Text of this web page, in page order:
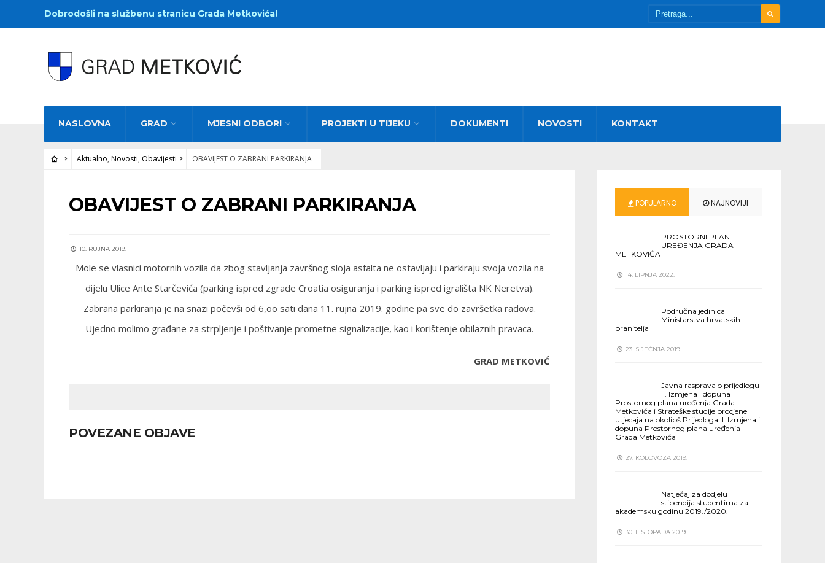
Dobrodošli na službenu stranicu Grada Metkovića!
NASLOVNA GRAD MJESNI ODBORI PROJEKTI U TIJEKU DOKUMENTI NOVOSTI KONTAKT
Aktualno, Novosti, Obavijesti OBAVIJEST O ZABRANI PARKIRANJA
AKTUALNO•NOVOSTI•OBAVIJESTI
OBAVIJEST O ZABRANI PARKIRANJA
10. RUJNA 2019.
Mole se vlasnici motornih vozila da zbog stavljanja završnog sloja asfalta ne ostavljaju i parkiraju svoja vozila na
dijelu Ulice Ante Starčevića (parking ispred zgrade Croatia osiguranja i parking ispred igrališta NK Neretva).
Zabrana parkiranja je na snazi počevši od 6,oo sati dana 11. rujna 2019. godine pa sve do završetka radova.
Ujedno molimo građane za strpljenje i poštivanje prometne signalizacije, kao i korištenje obilaznih pravaca.
GRAD METKOVIĆ
POVEZANE OBJAVE
POPULARNO NAJNOVIJI
PROSTORNI PLAN
UREĐENJA GRADA
METKOVIĆA
14. LIPNJA 2022.
Područna jedinica
Ministarstva hrvatskih
branitelja
23. SIJEČNJA 2019.
Javna rasprava o prijedlogu
II. Izmjena i dopuna
Prostornog plana uređenja Grada
Metkovića i Strateške studije procjene
utjecaja na okolipš Prijedloga II. Izmjena i
dopuna Prostornog plana uređenja
Grada Metkovića
27. KOLOVOZA 2019.
Natječaj za dodjelu
stipendija studentima za
akademsku godinu 2019./2020.
30. LISTOPADA 2019.